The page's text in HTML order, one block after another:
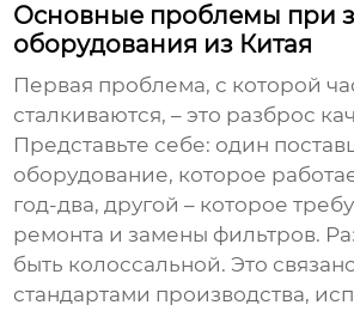
Основные проблемы при
оборудования из Китая
Первая проблема, с которой
сталкиваются, – это разброс
Представьте себе: один
оборудование, которое
год-два, другой – которое
ремонта и замены фильтров.
быть колоссальной. Это
стандартами производства,